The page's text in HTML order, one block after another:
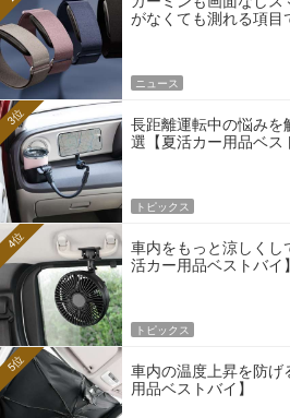
がなくても測れる項目
ニュース
長距離運転中の悩みを
選【夏活カー用品ベス
3位
トピックス
車内をもっと涼しくし
活カー用品ベストバイ】
4位
トピックス
車内の温度上昇を防げ
用品ベストバイ】
5位